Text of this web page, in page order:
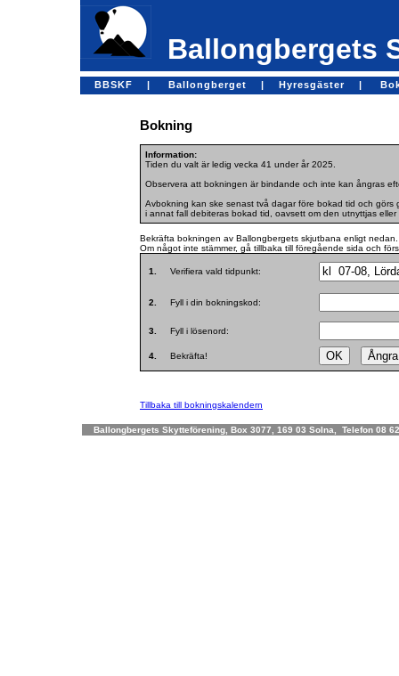
Ballongbergets
BBSKF | Ballongberget | Hyresgäster |
Bokning
Information:
Tiden du valt är ledig vecka 41 under år 2025.
Observera att bokningen är bindande och inte kan ångras
Avbokning kan ske senast två dagar före bokad tid och görs
i annat fall debiteras bokad tid, oavsett om den utnyttjas eller
Bekräfta bokningen av Ballongbergets skjutbana enligt nedan.
Om något inte stämmer, gå tillbaka till föregående sida och
1. Verifiera vald tidpunkt:
2. Fyll i din bokningskod:
3. Fyll i lösenord:
4. Bekräfta!
Tillbaka till bokningskalendern
Ballongbergets Skytteförening, Box 3077, 169 03 Solna, Telefon 08